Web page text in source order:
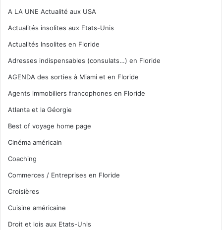
A LA UNE Actualité aux USA
Actualités insolites aux Etats-Unis
Actualités Insolites en Floride
Adresses indispensables (consulats…) en Floride
AGENDA des sorties à Miami et en Floride
Agents immobiliers francophones en Floride
Atlanta et la Géorgie
Best of voyage home page
Cinéma américain
Coaching
Commerces / Entreprises en Floride
Croisières
Cuisine américaine
Droit et lois aux Etats-Unis